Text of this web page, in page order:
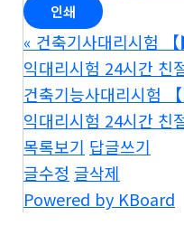
인쇄
« 건축기사대리시험
익대리시험 24시간 친
건축기능사대리시험
익대리시험 24시간 친
목록보기 답글쓰기
글수정 글삭제
Powered by KBoard